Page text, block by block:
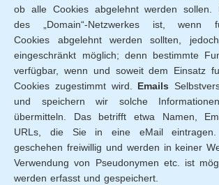
ob alle Cookies abgelehnt werden sollen.
des „Domain“-Netzwerkes ist, wenn
Cookies abgelehnt werden sollten,
eingeschränkt möglich; denn bestimmte
verfügbar, wenn und soweit dem Einsatz
Cookies zugestimmt wird. Emails
und speichern wir solche
übermitteln. Das betrifft etwa Namen,
URLs, die Sie in eine eMail eintragen.
geschehen freiwillig und werden in keiner
Verwendung von Pseudonymen etc. ist
werden erfasst und gespeichert.